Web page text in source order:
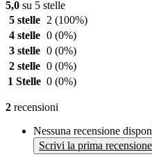
5,0 su 5 stelle
5 stelle
2 (100%)
4 stelle 0 (0%)
3 stelle 0 (0%)
2 stelle 0 (0%)
1 Stelle 0 (0%)
2 recensioni
Nessuna recensione
Scrivi la prima